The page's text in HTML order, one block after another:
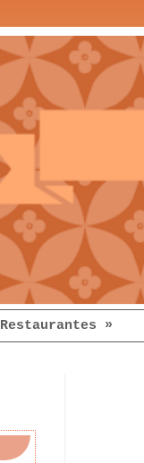
Restaurantes »